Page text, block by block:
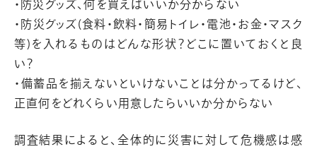
・防災グッズ、何を買えばいいか分からない
・防災グッズ(食料・飲料・簡易トイレ・電池・お金・マスク
等)を入れるものはどんな形状？どこに置いておくと良
い？
・備蓄品を揃えないといけないことは分かってるけど、
正直何をどれくらい用意したらいいか分からない
調査結果によると、全体的に災害に対して危機感は感